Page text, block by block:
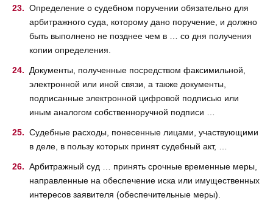
Определение о судебном поручении обязательно для
арбитражного суда, которому дано поручение, и должно
быть выполнено не позднее чем в … со дня получения
копии определения.
Документы, полученные посредством факсимильной,
электронной или иной связи, а также документы,
подписанные электронной цифровой подписью или
иным аналогом собственноручной подписи …
Судебные расходы, понесенные лицами, участвующими
в деле, в пользу которых принят судебный акт, …
Арбитражный суд … принять срочные временные меры,
направленные на обеспечение иска или имущественных
интересов заявителя (обеспечительные меры).